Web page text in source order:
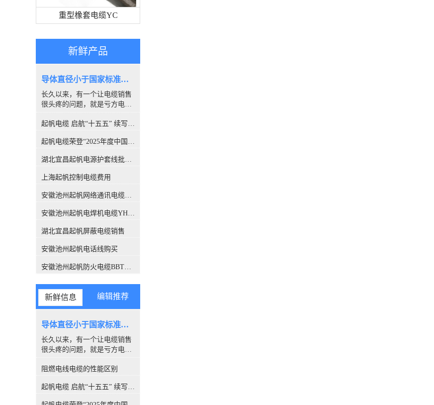
重型橡套电缆YC
新鲜产品
导体直径小于国家标准，算是非标电缆吗？
长久以来，有一个让电缆销售
很头疼的问题，就是亏方电
为很多客户都喜欢量电缆导体
合格。所以很多人讨论，铜丝
直径小于国家标准的算非标
吗？前不久，权威机构CQC出
具的一份报告，引发了行业的
扰很多人的问题，有了这份报
这个给客户解释了。CQC是什
（CQC）是经*机构编制批
准，由国家质量监督检验检疫
总局设立，委托国家认监委管
理的**认证机构。CQC是中国
权威的认证机构，几十年来积
累了丰富的国际质量认证工作
经验，各项业务均成果卓著，
的位、全球认证机构的**。经
所撰写的报告，是具有权威性
的。下面进入主题，看看这份
导体的【标称】截面积标称截
面积：是指产品标准中*的量
值并经常用于表格之中，标称
值引申出的量值通常须在规定
起帆电缆 启航“十五五” 续写新篇章
起帆电缆荣登“2025年度中国线缆行业10强”榜单！
湖北宜昌起帆电源护套线批发价格
上海起帆控制电缆费用
安徽池州起帆网络通讯电缆销售
安徽池州起帆电焊机电缆YH生产厂家
湖北宜昌起帆屏蔽电缆销售
安徽池州起帆电话线购买
安徽池州起帆防火电缆BBTRZ采购
新鲜信息 编辑推荐
导体直径小于国家标准，算是非标电缆吗？
长久以来，有一个让电缆销售
很头疼的问题，就是亏方电
为很多客户都喜欢量电缆导体
合格。所以很多人讨论，铜丝
直径小于国家标准的算非标
阻燃电线电缆的性能区别
起帆电缆 启航“十五五” 续写新篇章